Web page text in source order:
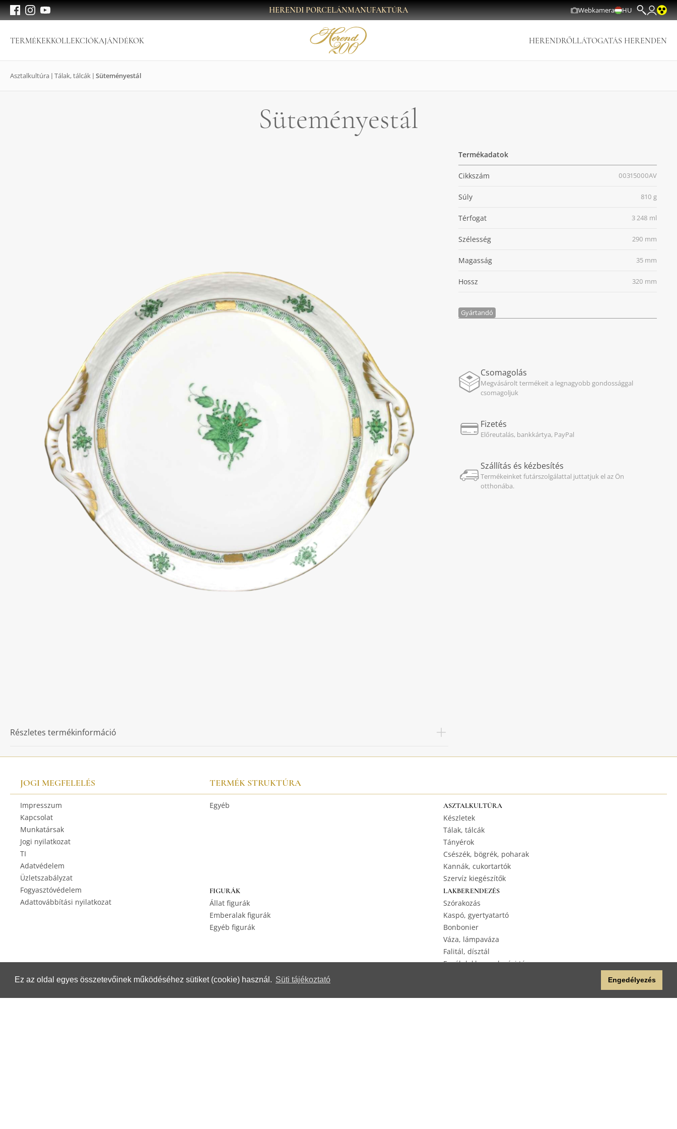
Ez az oldal egyes összetevőinek működéséhez sütiket (cookie) használ. Süti tájékoztató Engedélyezés
HERENDI PORCELÁNMANUFAKTÚRA Webkamera HU
TERMÉKEKKOLLEKCIÓKAJÁNDÉKOK HERENDRŐLLÁTOGATÁS HERENDEN
Asztalkultúra Tálak, tálcák Süteményestál
Süteményestál
Részletes termékinformáció
Termékadatok
Cikkszám 00315000AV
Súly 810 g
Térfogat 3 248 ml
Szélesség 290 mm
Magasság 35 mm
Hossz 320 mm
Gyártandó
Csomagolás
Megvásárolt termékeit a legnagyobb gondossággal
csomagoljuk
Fizetés
Előreutalás, bankkártya, PayPal
Szállítás és kézbesítés
Termékeinket futárszolgálattal juttatjuk el az Ön
otthonába.
JOGI MEGFELELÉS
Impresszum
Kapcsolat
Munkatársak
Jogi nyilatkozat
TI
Adatvédelem
Üzletszabályzat
Fogyasztóvédelem
Adattovábbítási nyilatkozat
TERMÉK STRUKTÚRA
Egyéb ASZTALKULTÚRA
Készletek
Tálak, tálcák
Tányérok
Csészék, bögrék, poharak
Kannák, cukortartók
Szervíz kiegészítők
FIGURÁK
Állat figurák
Emberalak figurák
Egyéb figurák
LAKBERENDEZÉS
Szórakozás
Kaspó, gyertyatartó
Bonbonier
Váza, lámpaváza
Falitál, dísztál
Egyéb lakberendezési tárgy